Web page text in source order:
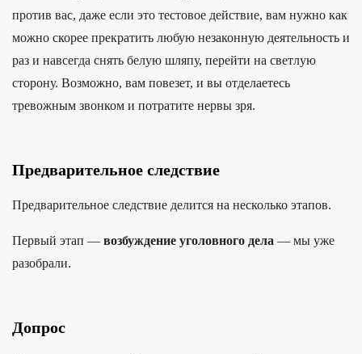
против вас, даже если это тестовое действие, вам нужно как
можно скорее прекратить любую незаконную деятельность и
раз и навсегда снять белую шляпу, перейти на светлую
сторону. Возможно, вам повезет, и вы отделаетесь
тревожным звонком и потратите нервы зря.
Предварительное следствие
Пред­варитель­ное следс­твие делит­ся на нес­коль­ко эта­пов.
Пер­вый этап — воз­бужде­ние уго­лов­ного дела — мы уже
разоб­рали.
Допрос